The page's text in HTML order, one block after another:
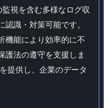
視を含む多様なログ収
識・対策可能です。
機能により効率的に不
護法の遵守を支援しま
提供し、企業のデータ